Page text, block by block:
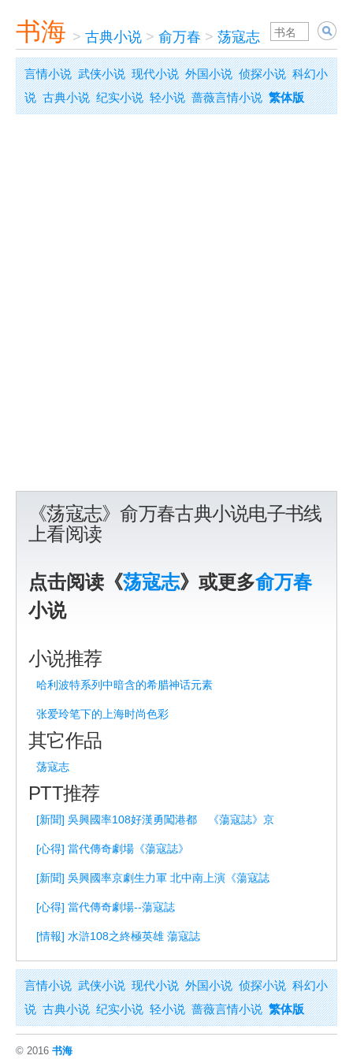
书海 > 古典小说 > 俞万春 > 荡寇志
言情小说 武侠小说 现代小说 外国小说 侦探小说 科幻小
说 古典小说 纪实小说 轻小说 蔷薇言情小说 繁体版
《荡寇志》俞万春古典小说电子书线
上看阅读
点击阅读《荡寇志》或更多俞万春
小说
小说推荐
哈利波特系列中暗含的希腊神话元素
张爱玲笔下的上海时尚色彩
其它作品
荡寇志
PTT推荐
[新聞] 吳興國率108好漢勇闖港都 《蕩寇誌》京
[心得] 當代傳奇劇場《蕩寇誌》
[新聞] 吳興國率京劇生力軍 北中南上演《蕩寇誌
[心得] 當代傳奇劇場--蕩寇誌
[情報] 水滸108之終極英雄 蕩寇誌
言情小说 武侠小说 现代小说 外国小说 侦探小说 科幻小
说 古典小说 纪实小说 轻小说 蔷薇言情小说 繁体版
© 2016 书海